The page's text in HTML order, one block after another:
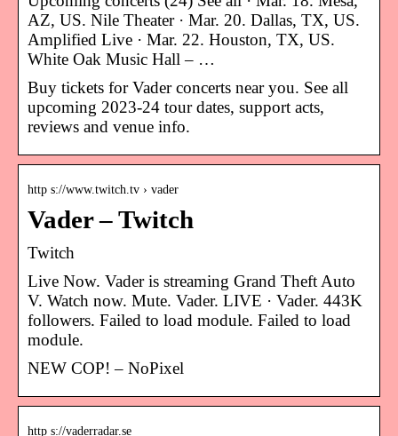
AZ, US. Nile Theater · Mar. 20. Dallas, TX, US.
Amplified Live · Mar. 22. Houston, TX, US.
White Oak Music Hall – …
Buy tickets for Vader concerts near you. See all
upcoming 2023-24 tour dates, support acts,
reviews and venue info.
http s://www.twitch.tv › vader
Vader – Twitch
Twitch
Live Now. Vader is streaming Grand Theft Auto
V. Watch now. Mute. Vader. LIVE · Vader. 443K
followers. Failed to load module. Failed to load
module.
NEW COP! – NoPixel
http s://vaderradar.se